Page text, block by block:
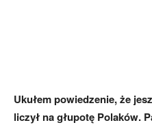
Ukułem powiedzenie, że
liczył na głupotę Polaków.